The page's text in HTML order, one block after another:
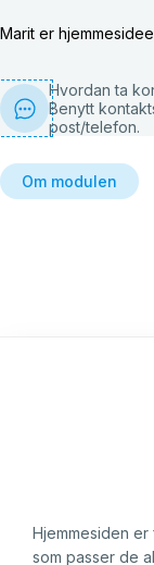
Hvordan ta
Benytt
post/telefon.
Om modulen
Hjemmesiden
som passer de